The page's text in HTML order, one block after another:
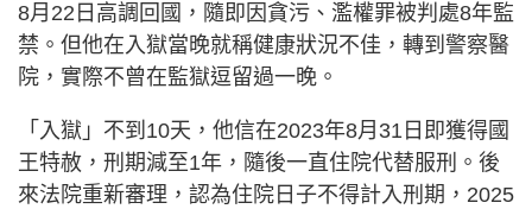
8月22日高調回國，隨即因貪污、濫權罪被判處8年監
禁。但他在入獄當晚就稱健康狀況不佳，轉到警察醫
院，實際不曾在監獄逗留過一晚。
「入獄」不到10天，他信在2023年8月31日即獲得國
王特赦，刑期減至1年，隨後一直住院代替服刑。後
來法院重新審理，認為住院日子不得計入刑期，2025